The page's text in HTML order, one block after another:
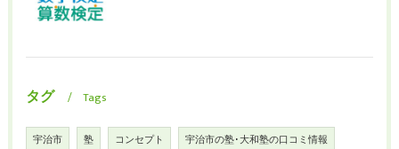
タグ Tags
宇治市 塾 コンセプト 宇治市の塾･大和塾の口コミ情報